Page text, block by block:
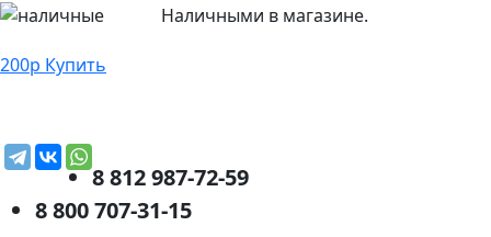
Наличными в магазине.
200р Купить
8 812 987-72-59
8 800 707-31-15